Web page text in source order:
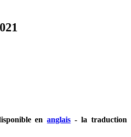
enanglais - la traduction